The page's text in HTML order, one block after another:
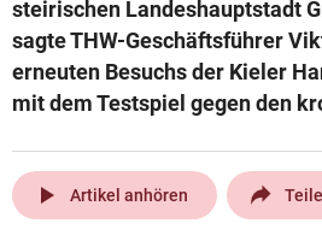
steirischen Landeshauptstadt
sagte THW-Geschäftsführer
erneuten Besuchs der Kieler
mit dem Testspiel gegen den
play_arrow Artikel anhören